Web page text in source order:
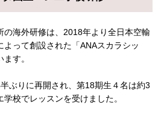
の海外研修は、2018年より全日本空輸
って創設された「ANAスカラシッ
す。
ぶりに再開され、第18期生４名は約3
校でレッスンを受けました。